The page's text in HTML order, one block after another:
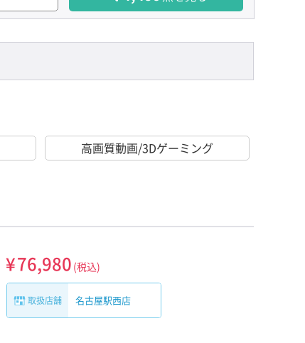
高画質動画/3Dゲーミング
¥76,980 (税込)
取扱店舗 名古屋駅西店